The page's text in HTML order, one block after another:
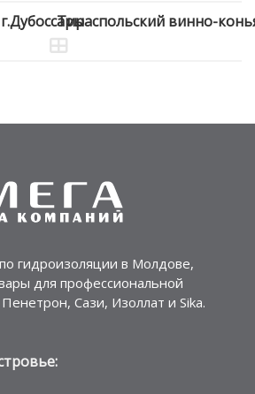
Тираспольский винно-
гидроизоляции в Молдове,
для профессиональной
Сази, Изоллат и Sika.